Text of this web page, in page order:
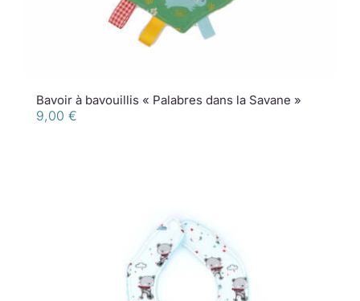
Bavoir à bavouillis « Palabres dans la Savane »
9,00 €